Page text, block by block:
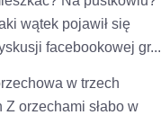
wątek pojawił się
facebookowej gr...
w trzech
Z orzechami słabo w